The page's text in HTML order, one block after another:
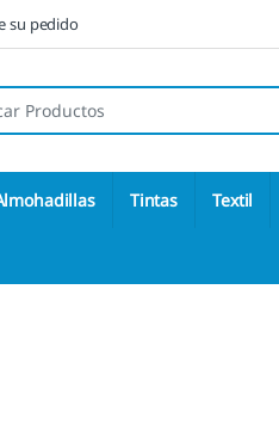
su pedido
de:
Tintas Textil